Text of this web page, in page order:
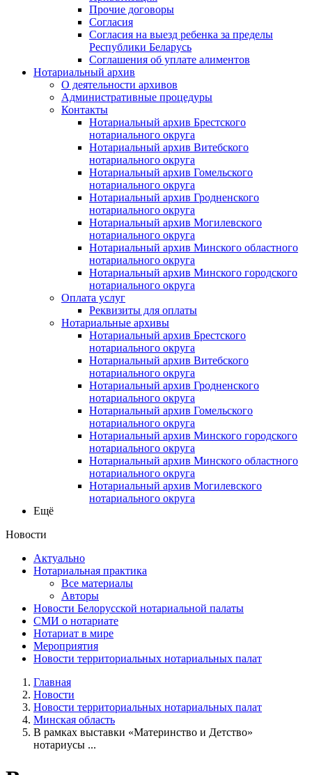
Прочие договоры
Согласия
Согласия на выезд ребенка за пределы
Республики Беларусь
Соглашения об уплате алиментов
Нотариальный архив
О деятельности архивов
Административные процедуры
Контакты
Нотариальный архив Брестского
нотариального округа
Нотариальный архив Витебского
нотариального округа
Нотариальный архив Гомельского
нотариального округа
Нотариальный архив Гродненского
нотариального округа
Нотариальный архив Могилевского
нотариального округа
Нотариальный архив Минского областного
нотариального округа
Нотариальный архив Минского городского
нотариального округа
Оплата услуг
Реквизиты для оплаты
Нотариальные архивы
Нотариальный архив Брестского
нотариального округа
Нотариальный архив Витебского
нотариального округа
Нотариальный архив Гродненского
нотариального округа
Нотариальный архив Гомельского
нотариального округа
Нотариальный архив Минского городского
нотариального округа
Нотариальный архив Минского областного
нотариального округа
Нотариальный архив Могилевского
нотариального округа
Ещё
Новости
Актуально
Нотариальная практика
Все материалы
Авторы
Новости Белорусской нотариальной палаты
СМИ о нотариате
Нотариат в мире
Мероприятия
Новости территориальных нотариальных палат
Главная
Новости
Новости территориальных нотариальных палат
Минская область
В рамках выставки «Материнство и Детство»
нотариусы ...